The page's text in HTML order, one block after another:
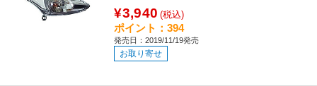
¥3,940 (税込)
ポイント：394
発売日：2019/11/19発売
お取り寄せ